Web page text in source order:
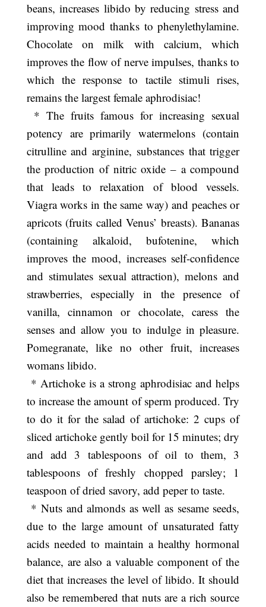
beans, increases libido by reducing stress and
improving mood thanks to phenylethylamine.
Chocolate on milk with calcium, which
improves the flow of nerve impulses, thanks to
which the response to tactile stimuli rises,
remains the largest female aphrodisiac!
* The fruits famous for increasing sexual
potency are primarily watermelons (contain
citrulline and arginine, substances that trigger
the production of nitric oxide – a compound
that leads to relaxation of blood vessels.
Viagra works in the same way) and peaches or
apricots (fruits called Venus’ breasts). Bananas
(containing alkaloid, bufotenine, which
improves the mood, increases self-confidence
and stimulates sexual attraction), melons and
strawberries, especially in the presence of
vanilla, cinnamon or chocolate, caress the
senses and allow you to indulge in pleasure.
Pomegranate, like no other fruit, increases
womans libido.
* Artichoke is a strong aphrodisiac and helps
to increase the amount of sperm produced. Try
to do it for the salad of artichoke: 2 cups of
sliced ​​artichoke gently boil for 15 minutes; dry
and add 3 tablespoons of oil to them, 3
tablespoons of freshly chopped parsley; 1
teaspoon of dried savory, add peper to taste.
* Nuts and almonds as well as sesame seeds,
due to the large amount of unsaturated fatty
acids needed to maintain a healthy hormonal
balance, are also a valuable component of the
diet that increases the level of libido. It should
also be remembered that nuts are a rich source